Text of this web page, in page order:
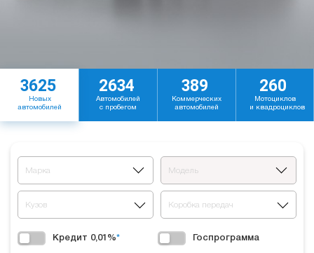
3625
Новых
автомобилей
2634
Автомобилей
с пробегом
389
Коммерческих
автомобилей
260
Мотоциклов
и квадроциклов
Марка Модель
Кузов Коробка передач
Кредит 0,01%* Госпрограмма